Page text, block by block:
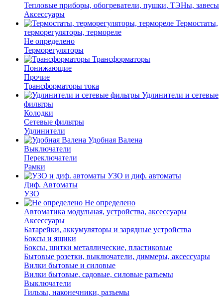
Тепловые приборы, обогреватели, пушки, ТЭНы, завесы
Аксессуары
Термостаты,
терморегуляторы, термореле
Не определено
Терморегуляторы
Трансформаторы
Понижающие
Прочие
Трансформаторы тока
Удлинители и сетевые
фильтры
Колодки
Сетевые фильтры
Удлинители
Удобная Валена
Выключатели
Переключатели
Рамки
УЗО и диф. автоматы
Диф. Автоматы
УЗО
Не определено
Автоматика модульная, устройства, аксессуары
Аксессуары
Батарейки, аккумуляторы и зарядные устройства
Боксы и ящики
Боксы, щитки металлические, пластиковые
Бытовые розетки, выключатели, диммеры, аксессуары
Вилки бытовые и силовые
Вилки бытовые, садовые, силовые разъемы
Выключатели
Гильзы, наконечники, разъемы